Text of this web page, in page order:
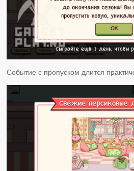
Событие с пропуском длится